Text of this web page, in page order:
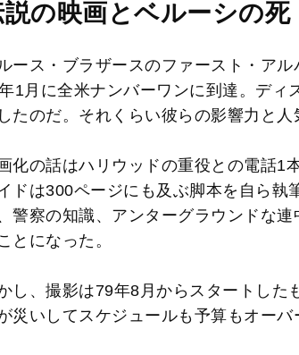
説の映画とベルーシの死
ース・ブラザースのファースト・ア
1月に全米ナンバーワンに到達。ディ
たのだ。それくらい彼らの影響力と人
化の話はハリウッドの重役との電話1
ドは300ページにも及ぶ脚本を自ら執
警察の知識、アンターグラウンドな
とになった。
し、撮影は79年8月からスタートした
災いしてスケジュールも予算もオーバ